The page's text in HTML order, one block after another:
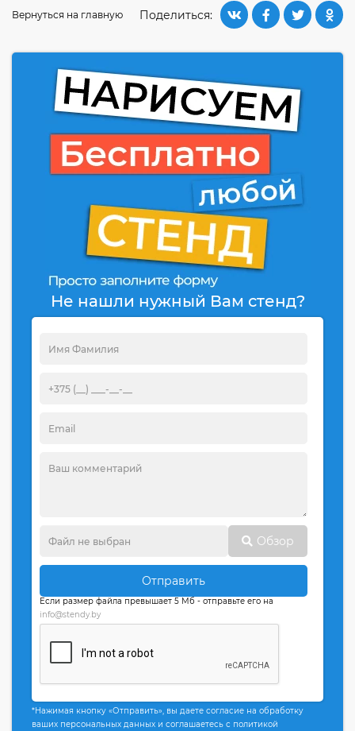
Поделиться:
Вернуться на главную
Не нашли нужный Вам стенд?
Обзор
Отправить
Если размер файла превышает 5 Мб - отправьте его на
info@stendy.by
*Нажимая кнопку «Отправить», вы даете согласие на обработку
ваших персональных данных и соглашаетесь с политикой